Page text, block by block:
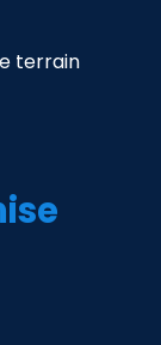
terrain